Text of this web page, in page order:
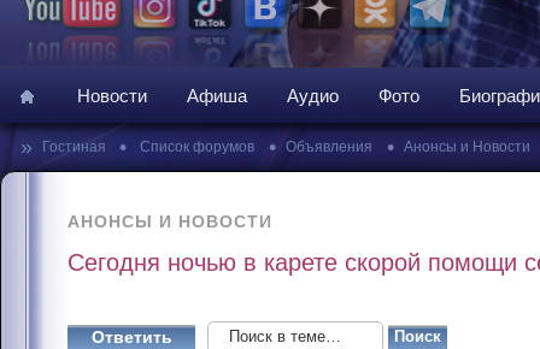
Новости Афиша Аудио Фото
» Гостиная • Список форумов • Объявления • Анонсы и Новости
АНОНСЫ И НОВОСТИ
Сегодня ночью в карете скорой помощи
Ответить